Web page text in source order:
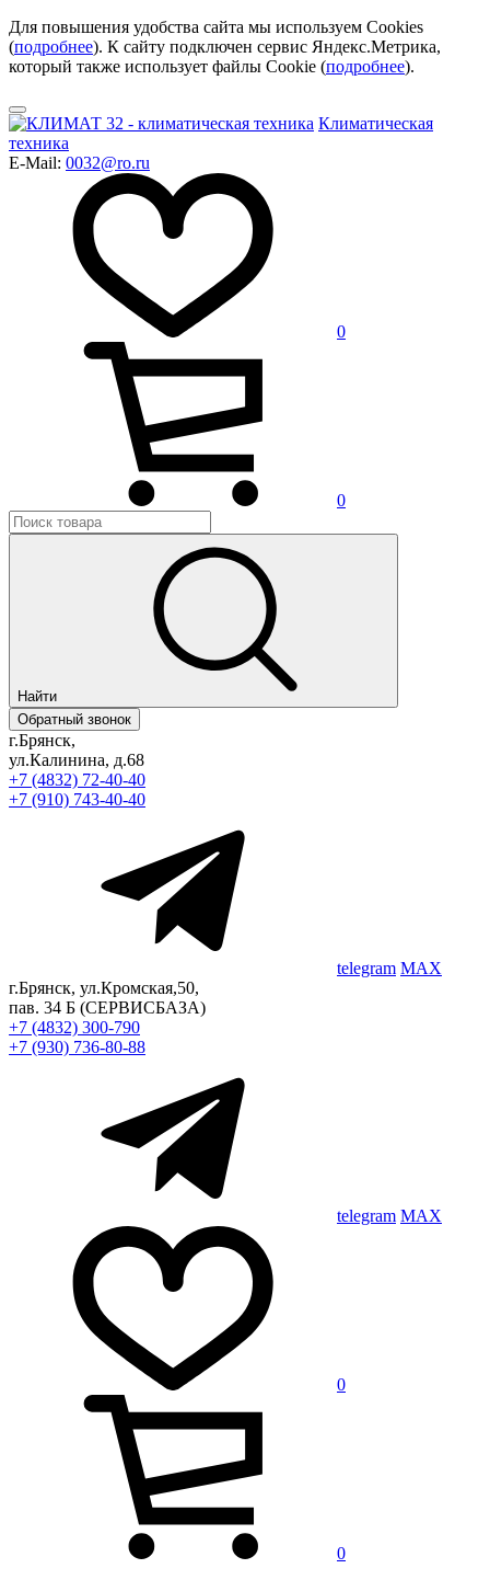
Для повышения удобства сайта мы используем Cookies
(подробнее). К сайту подключен сервис Яндекс.Метрика,
который также использует файлы Cookie (подробнее).
Климатическая
техника
E-Mail: 0032@ro.ru
0
0
Найти
Обратный звонок
г.Брянск,
ул.Калинина, д.68
+7 (4832) 72-40-40
+7 (910) 743-40-40
telegram MAX
г.Брянск, ул.Кромская,50,
пав. 34 Б (СЕРВИСБАЗА)
+7 (4832) 300-790
+7 (930) 736-80-88
telegram MAX
0
0